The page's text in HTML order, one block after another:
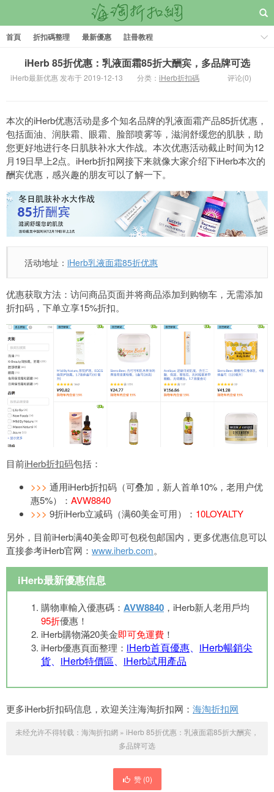
首頁 折扣碼整理 最新優惠 註冊教程
iHerb 85折优惠：乳液面霜85折大酬宾，多品牌可选
iHerb最新优惠 发布于 2019-12-13 分类： iHerb折扣碼 评论(0)
本次的iHerb优惠活动是多个知名品牌的乳液面霜产品85折优惠，
包括面油、润肤霜、眼霜、脸部喷雾等，滋润舒缓您的肌肤，助
您更好地进行冬日肌肤补水大作战。本次优惠活动截止时间为12
月19日早上2点。iHerb折扣网接下来就像大家介绍下iHerb本次的
酬宾优惠，感兴趣的朋友可以了解一下。
活动地址： iHerb乳液面霜85折优惠
优惠获取方法：访问商品页面并将商品添加到购物车，无需添加
折扣码，下单立享15%折扣。
目前iHerb折扣码包括：
>>> 通用iHerb折扣码（可叠加，新人首单10%，老用户优
惠5%）： AVW8840
>>> 9折iHerb立减码（满60美金可用）： 10LOYALTY
另外，目前iHerb满40美金即可包税包邮国内，更多优惠信息可以
直接参考iHerb官网： www.iherb.com。
iHerb最新優惠信息
購物車輸入優惠碼： AVW8840 ，iHerb新人老用戶均
95折優惠！
iHerb購物滿20美金即可免運費 ！
iHerb優惠頁面整理： iHerb首頁優惠、 iHerb暢銷尖
貨、 iHerb特價區、 iHerb試用產品
更多iHerb折扣码信息，欢迎关注海淘折扣网： 海淘折扣网
未经允许不得转载： 海淘折扣網 » iHerb 85折优惠：乳液面霜85折大酬宾，
多品牌可选
赞 (0)